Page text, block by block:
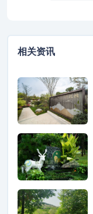
相关资讯